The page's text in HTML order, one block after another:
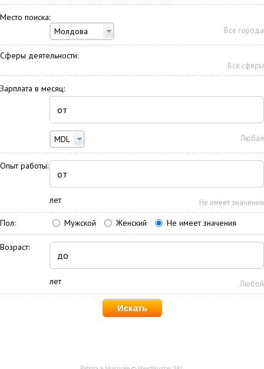
Место поиска:
Молдова
Все города
Сферы деятельности:
Все сферы
Зарплата в месяц:
MDL Любая
Опыт работы:
лет Не имеет значения
Пол: Мужской Женский Не имеет значения
Возраст:
лет Любой